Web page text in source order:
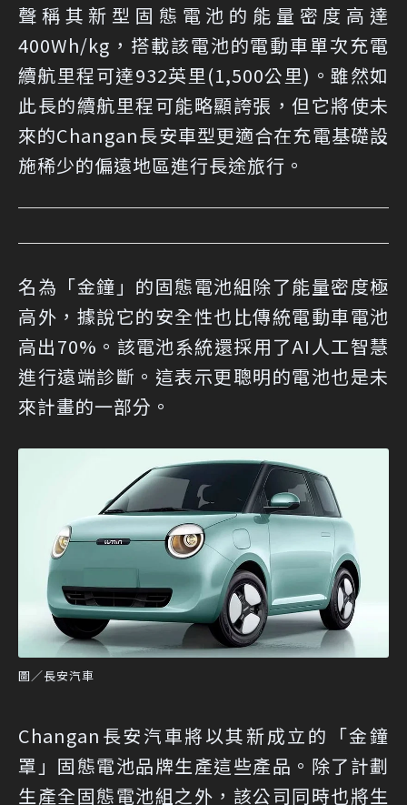
聲稱其新型固態電池的能量密度高達
400Wh/kg，搭載該電池的電動車單次充電
續航里程可達932英里(1,500公里)。雖然如
此長的續航里程可能略顯誇張，但它將使未
來的Changan長安車型更適合在充電基礎設
施稀少的偏遠地區進行長途旅行。
名為「金鐘」的固態電池組除了能量密度極
高外，據說它的安全性也比傳統電動車電池
高出70%。該電池系統還採用了AI人工智慧
進行遠端診斷。這表示更聰明的電池也是未
來計畫的一部分。
圖／長安汽車
Changan長安汽車將以其新成立的「金鐘
罩」固態電池品牌生產這些產品。除了計劃
生產全固態電池組之外，該公司同時也將生